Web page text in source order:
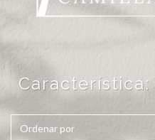
Característica:
Ordenar por